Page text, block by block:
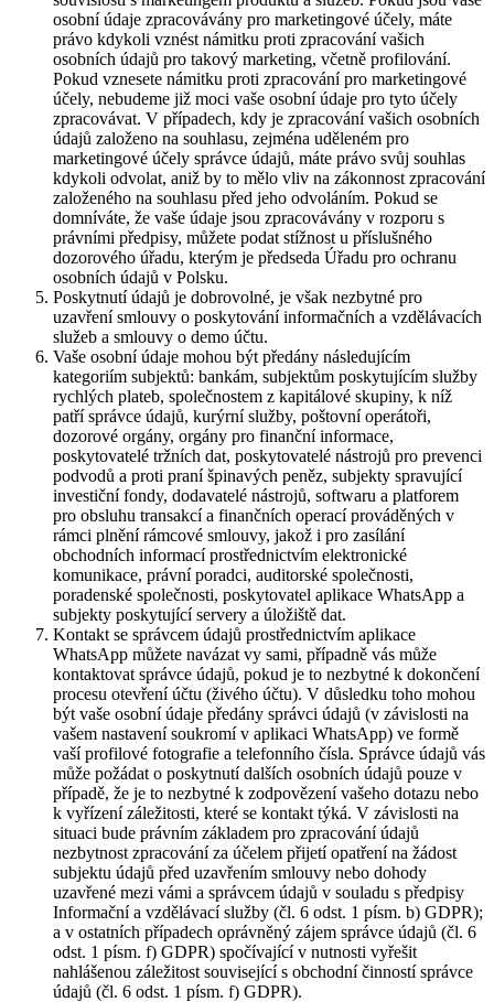
osobní údaje zpracovávány pro marketingové účely, máte
právo kdykoli vznést námitku proti zpracování vašich
osobních údajů pro takový marketing, včetně profilování.
Pokud vznesete námitku proti zpracování pro marketingové
účely, nebudeme již moci vaše osobní údaje pro tyto účely
zpracovávat. V případech, kdy je zpracování vašich osobních
údajů založeno na souhlasu, zejména uděleném pro
marketingové účely správce údajů, máte právo svůj souhlas
kdykoli odvolat, aniž by to mělo vliv na zákonnost zpracování
založeného na souhlasu před jeho odvoláním. Pokud se
domníváte, že vaše údaje jsou zpracovávány v rozporu s
právními předpisy, můžete podat stížnost u příslušného
dozorového úřadu, kterým je předseda Úřadu pro ochranu
osobních údajů v Polsku.
Poskytnutí údajů je dobrovolné, je však nezbytné pro
uzavření smlouvy o poskytování informačních a vzdělávacích
služeb a smlouvy o demo účtu.
Vaše osobní údaje mohou být předány následujícím
kategoriím subjektů: bankám, subjektům poskytujícím služby
rychlých plateb, společnostem z kapitálové skupiny, k níž
patří správce údajů, kurýrní služby, poštovní operátoři,
dozorové orgány, orgány pro finanční informace,
poskytovatelé tržních dat, poskytovatelé nástrojů pro prevenci
podvodů a proti praní špinavých peněz, subjekty spravující
investiční fondy, dodavatelé nástrojů, softwaru a platforem
pro obsluhu transakcí a finančních operací prováděných v
rámci plnění rámcové smlouvy, jakož i pro zasílání
obchodních informací prostřednictvím elektronické
komunikace, právní poradci, auditorské společnosti,
poradenské společnosti, poskytovatel aplikace WhatsApp a
subjekty poskytující servery a úložiště dat.
Kontakt se správcem údajů prostřednictvím aplikace
WhatsApp můžete navázat vy sami, případně vás může
kontaktovat správce údajů, pokud je to nezbytné k dokončení
procesu otevření účtu (živého účtu). V důsledku toho mohou
být vaše osobní údaje předány správci údajů (v závislosti na
vašem nastavení soukromí v aplikaci WhatsApp) ve formě
vaší profilové fotografie a telefonního čísla. Správce údajů vás
může požádat o poskytnutí dalších osobních údajů pouze v
případě, že je to nezbytné k zodpovězení vašeho dotazu nebo
k vyřízení záležitosti, které se kontakt týká. V závislosti na
situaci bude právním základem pro zpracování údajů
nezbytnost zpracování za účelem přijetí opatření na žádost
subjektu údajů před uzavřením smlouvy nebo dohody
uzavřené mezi vámi a správcem údajů v souladu s předpisy
Informační a vzdělávací služby (čl. 6 odst. 1 písm. b) GDPR);
a v ostatních případech oprávněný zájem správce údajů (čl. 6
odst. 1 písm. f) GDPR) spočívající v nutnosti vyřešit
nahlášenou záležitost související s obchodní činností správce
údajů (čl. 6 odst. 1 písm. f) GDPR).